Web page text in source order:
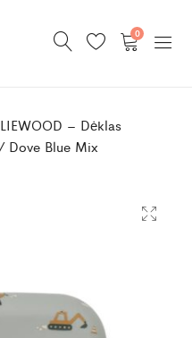
0
LIEWOOD – Dėklas
Dove Blue Mix